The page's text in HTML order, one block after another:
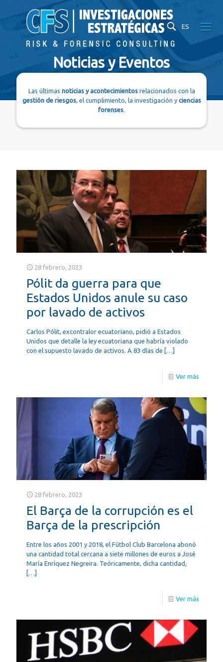
ES
Noticias y Eventos
Las últimas noticias y acontecimientosrelacionados con la
gestión de riesgos, el cumplimiento, la investigación yciencias
forenses.
28 febrero, 2023
Pólit da guerra para que
Estados Unidos anule su caso
por lavado de activos
Carlos Pólit, excontralor ecuatoriano, pidió a Estados
Unidos que detalle la ley ecuatoriana que habría violado
con el supuesto lavado de activos. A 83 días de […]
Ver más
28 febrero, 2023
El Barça de la corrupción es el
Barça de la prescripción
Entre los años 2001 y 2018, el Fútbol Club Barcelona abonó
una cantidad total cercana a siete millones de euros a José
María Enríquez Negreira. Teóricamente, dicha cantidad,
[…]
Ver más